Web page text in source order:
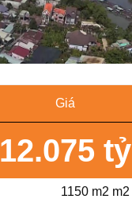
Giá
12.075 tỷ
1150 m2 m2